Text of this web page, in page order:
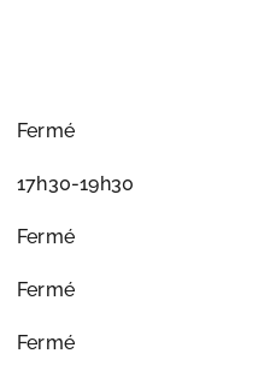
Fermé
17h30-19h30
Fermé
Fermé
Fermé